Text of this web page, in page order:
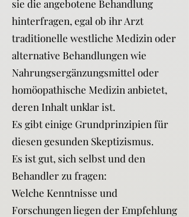
sie die angebotene Behandlung
hinterfragen, egal ob ihr Arzt
traditionelle westliche Medizin oder
alternative Behandlungen wie
Nahrungsergänzungsmittel oder
homöopathische Medizin anbietet,
deren Inhalt unklar ist.
Es gibt einige Grundprinzipien für
diesen gesunden Skeptizismus.
Es ist gut, sich selbst und den
Behandler zu fragen:
Welche Kenntnisse und
Forschungen liegen der Empfehlung